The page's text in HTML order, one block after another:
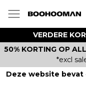
VERDERE
50% KORTING OP
*excl
Deze website